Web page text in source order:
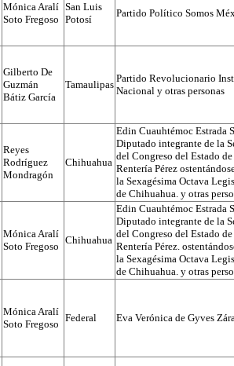
Mónica Aralí
Soto Fregoso
San Luis
Potosí
Partido Político Somos
Gilberto De
Guzmán
Bátiz García
Tamaulipas
Partido Revolucionario
Nacional y otras personas
Reyes
Rodríguez
Mondragón
Chihuahua
Edin Cuauhtémoc Estrada
Diputado integrante de la
del Congreso del Estado
Rentería Pérez
la Sexagésima Octava
de Chihuahua. y otras
Mónica Aralí
Soto Fregoso
Chihuahua
Edin Cuauhtémoc Estrada
Diputado integrante de la
del Congreso del Estado
Rentería Pérez.
la Sexagésima Octava
de Chihuahua. y otras
Mónica Aralí
Soto Fregoso
Federal Eva Verónica de Gyves